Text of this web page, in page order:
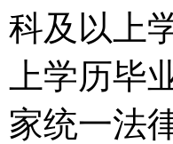
科及以上
上学历毕
家统一法